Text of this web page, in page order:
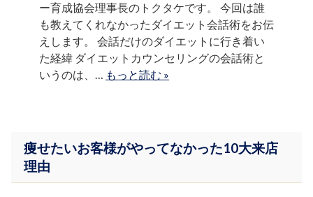
ー育成協会理事長のトクタケです。 今回は誰
も教えてくれなかったダイエット会話術をお伝
えします。 会話だけのダイエットに行き着い
た経緯 ダイエットカウンセリングの会話術と
いうのは、… もっと読む »
痩せたいお客様がやってなかった10大来店
理由